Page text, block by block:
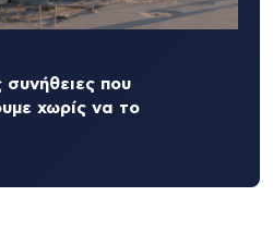
συνήθειες που
χωρίς να το